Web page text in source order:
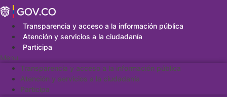
Saltar
al
contenidoTransparencia y acceso a la información pública
Atención y servicios a la ciudadanía
Participa
Menu
Transparencia y acceso a la información pública
Atención y servicios a la ciudadanía
Participa